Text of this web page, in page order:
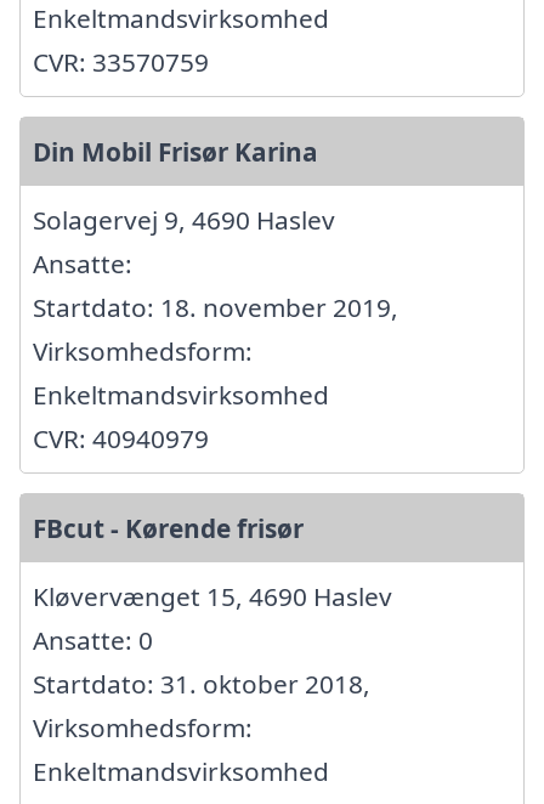
Enkeltmandsvirksomhed
CVR: 33570759
Din Mobil Frisør Karina
Solagervej 9, 4690 Haslev
Ansatte:
Startdato: 18. november 2019,
Virksomhedsform:
Enkeltmandsvirksomhed
CVR: 40940979
FBcut - Kørende frisør
Kløvervænget 15, 4690 Haslev
Ansatte: 0
Startdato: 31. oktober 2018,
Virksomhedsform:
Enkeltmandsvirksomhed